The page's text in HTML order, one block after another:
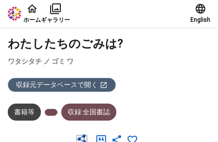
本文に飛ぶ
ホームギャラリー English
わたしたちのごみは?
ワタシタチ ノ ゴミ ワ
収録元データベースで開く
書籍等 収録:全国書誌